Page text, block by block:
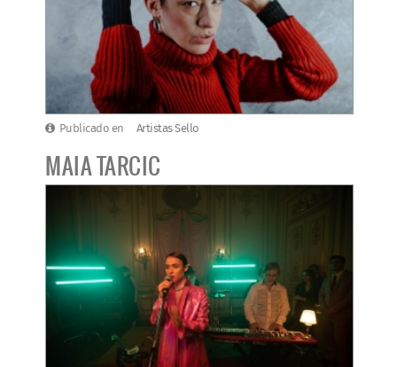
Publicado en Artistas Sello
MAIA TARCIC